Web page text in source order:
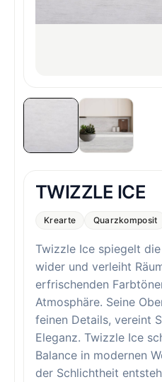
TWIZZLE ICE
Krearte Quarzkomposit
Twizzle Ice spiegelt
wider und verleiht
erfrischenden
Atmosphäre. Seine
feinen Details, vereint
Eleganz. Twizzle Ice
Balance in modernen
der Schlichtheit